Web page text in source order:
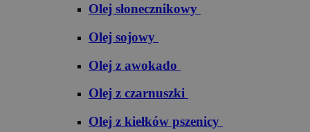
Olej słonecznikowy
Olej sojowy
Olej z awokado
Olej z czarnuszki
Olej z kiełków pszenicy